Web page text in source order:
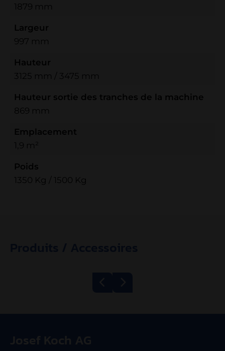
1879 mm
Largeur
997 mm
Hauteur
3125 mm / 3475 mm
Hauteur sortie des tranches de la machine
869 mm
Emplacement
1,9 m²
Poids
1350 Kg / 1500 Kg